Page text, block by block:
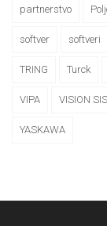
partnerstvo
softver softveri
TRING Turck
VIPA VISION
YASKAWA